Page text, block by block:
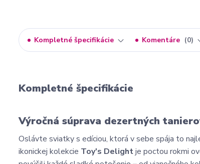
Kompletné špecifikácie Komentáre 0
Kompletné špecifikácie
Výročná súprava dezertných
Oslávte sviatky s edíciou, ktorá v sebe spája to
ikonickej kolekcie Toy's Delightje poctou rokmi